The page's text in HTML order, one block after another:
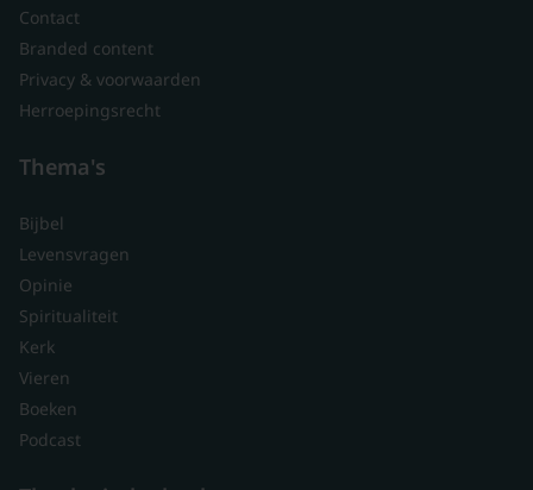
Contact
Branded content
Privacy & voorwaarden
Herroepingsrecht
Thema's
Bijbel
Levensvragen
Opinie
Spiritualiteit
Kerk
Vieren
Boeken
Podcast